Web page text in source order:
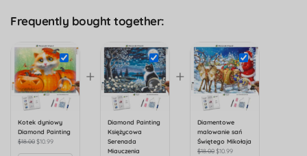
Frequently bought together:
Kotek dyniowy
Diamond Painting
$18.00$10.99
+
Diamond Painting
Księżycowa
Serenada
Miauczenia
+
Diamentowe
malowanie sań
Świętego Mikołaja
$18.00$10.99